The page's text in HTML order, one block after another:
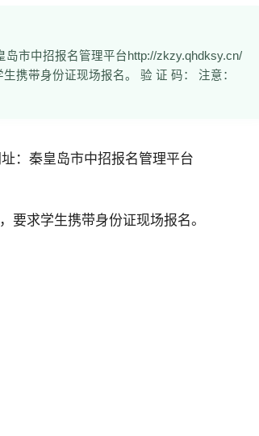
市中招报名管理平台http://zkzy.qhdksy.cn/
携带身份证现场报名。 验 证 码： 注意：
： 秦皇岛市中招报名管理平台
要求学生携带身份证现场报名。